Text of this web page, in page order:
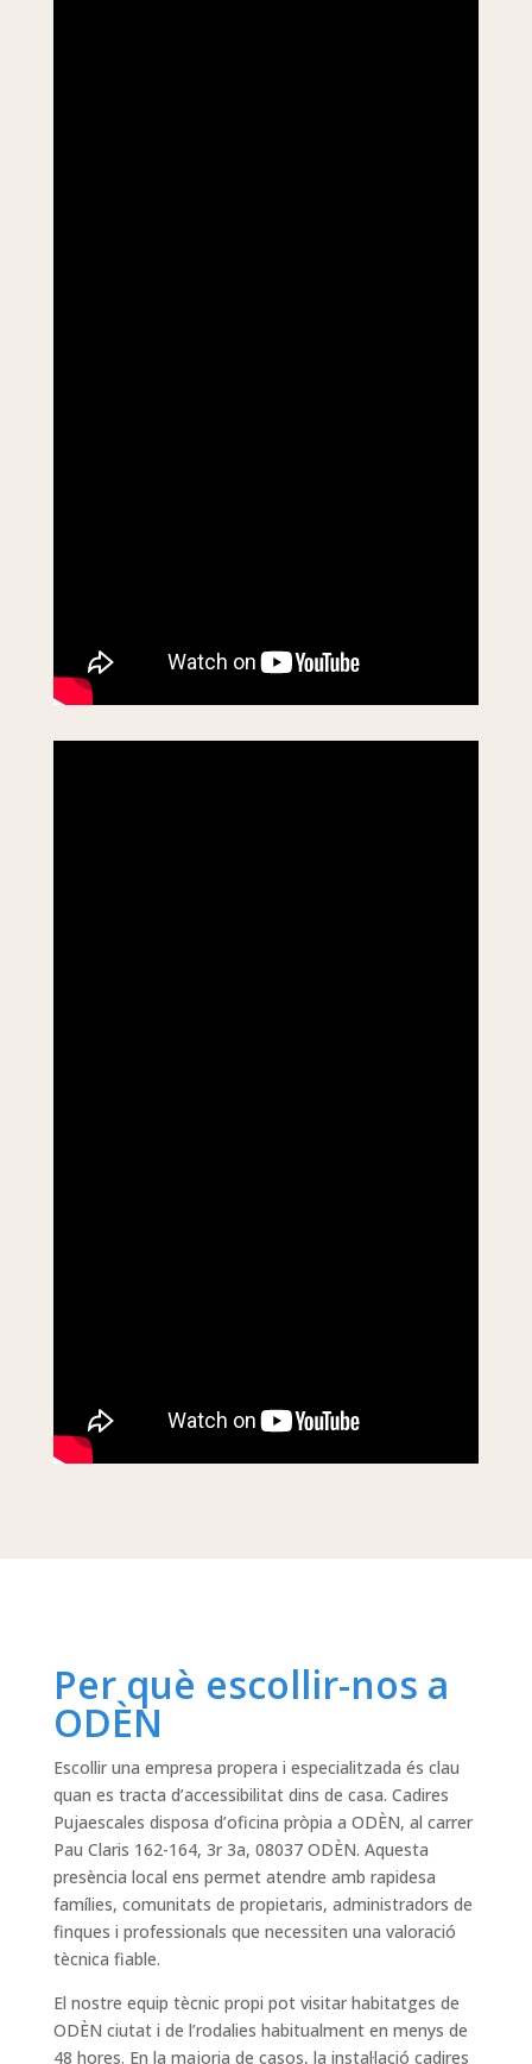
Per què escollir-nos a
ODÈN
Escollir una empresa propera i especialitzada és clau
quan es tracta d’accessibilitat dins de casa. Cadires
Pujaescales disposa d’oficina pròpia a ODÈN, al carrer
Pau Claris 162-164, 3r 3a, 08037 ODÈN. Aquesta
presència local ens permet atendre amb rapidesa
famílies, comunitats de propietaris, administradors de
finques i professionals que necessiten una valoració
tècnica fiable.
El nostre equip tècnic propi pot visitar habitatges de
ODÈN ciutat i de l’rodalies habitualment en menys de
48 hores. En la majoria de casos, la instal·lació cadires